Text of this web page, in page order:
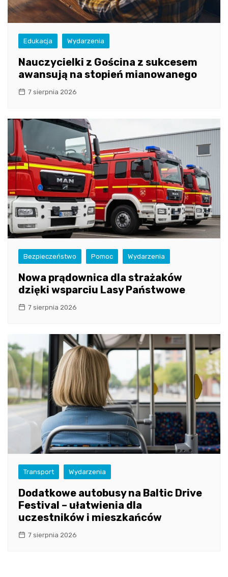
Edukacja Wydarzenia
Nauczycielki z Gościna z sukcesem
awansują na stopień mianowanego
7 sierpnia 2026
Bezpieczeństwo Pomoc Wydarzenia
Nowa prądownica dla strażaków
dzięki wsparciu Lasy Państwowe
7 sierpnia 2026
Transport Wydarzenia
Dodatkowe autobusy na Baltic Drive
Festival – ułatwienia dla
uczestników i mieszkańców
7 sierpnia 2026